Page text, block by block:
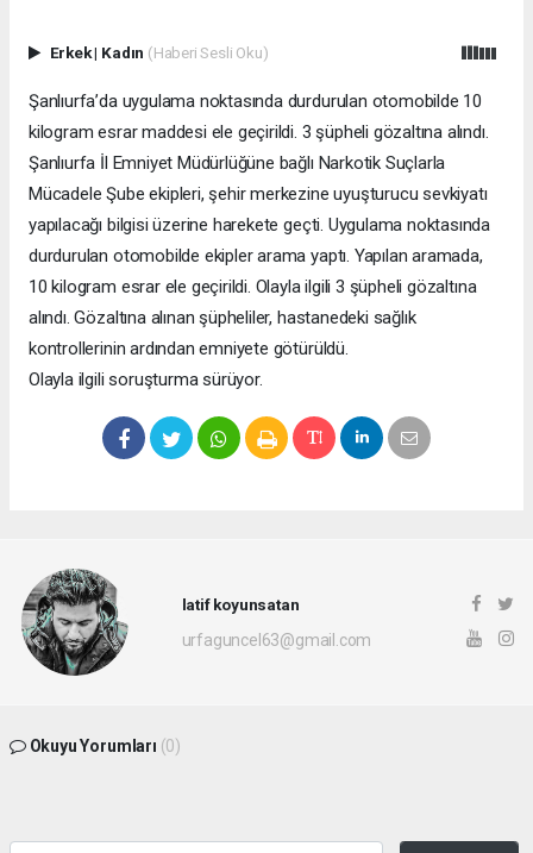
Erkek| Kadın (Haberi Sesli Oku)
Şanlıurfa’da uygulama noktasında durdurulan otomobilde 10
kilogram esrar maddesi ele geçirildi. 3 şüpheli gözaltına alındı.
Şanlıurfa İl Emniyet Müdürlüğüne bağlı Narkotik Suçlarla
Mücadele Şube ekipleri, şehir merkezine uyuşturucu sevkiyatı
yapılacağı bilgisi üzerine harekete geçti. Uygulama noktasında
durdurulan otomobilde ekipler arama yaptı. Yapılan aramada,
10 kilogram esrar ele geçirildi. Olayla ilgili 3 şüpheli gözaltına
alındı. Gözaltına alınan şüpheliler, hastanedeki sağlık
kontrollerinin ardından emniyete götürüldü.
Olayla ilgili soruşturma sürüyor.
latif koyunsatan
urfaguncel63@gmail.com
Okuyu Yorumları (0)